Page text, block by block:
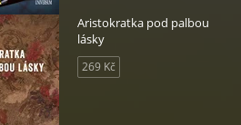
Aristokratka pod palbou
lásky
269 Kč